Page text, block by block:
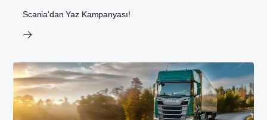
Scania'dan Yaz Kampanyası!